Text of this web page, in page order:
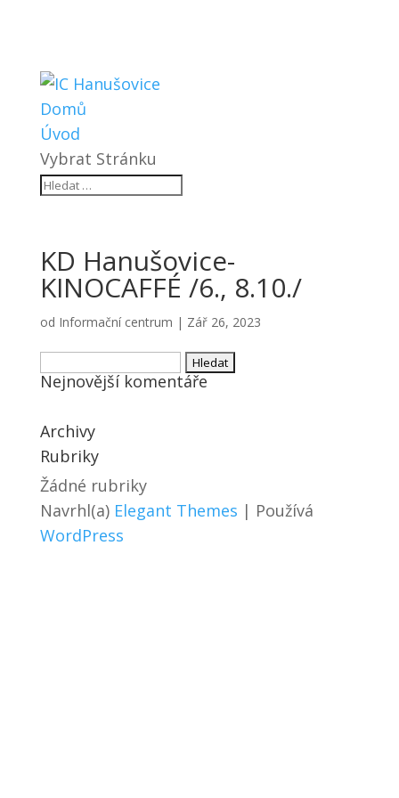
Domů
Úvod
Vybrat Stránku
KD Hanušovice-
KINOCAFFÉ /6., 8.10./
od Informační centrum | Zář 26, 2023
Vyhledávání
Nejnovější komentáře
Archivy
Rubriky
Žádné rubriky
Navrhl(a) Elegant Themes | Používá
WordPress